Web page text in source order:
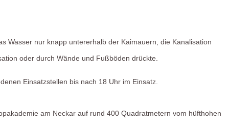
Wasser nur knapp untererhalb der Kaimauern, die Kanalisation
oder durch Wände und Fußböden drückte.
Einsatzstellen bis nach 18 Uhr im Einsatz.
am Neckar auf rund 400 Quadratmetern vom hüfthohen